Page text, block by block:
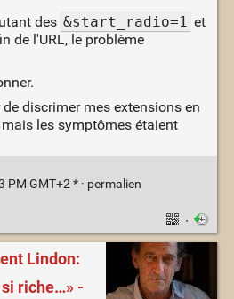
des &start_radio=1 et
de l'URL, le problème
discrimer mes extensions en
les symptômes étaient
GMT+2 * · permalien
·
Lindon:
riche…» -